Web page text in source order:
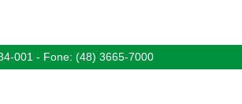
001 - Fone: (48) 3665-7000